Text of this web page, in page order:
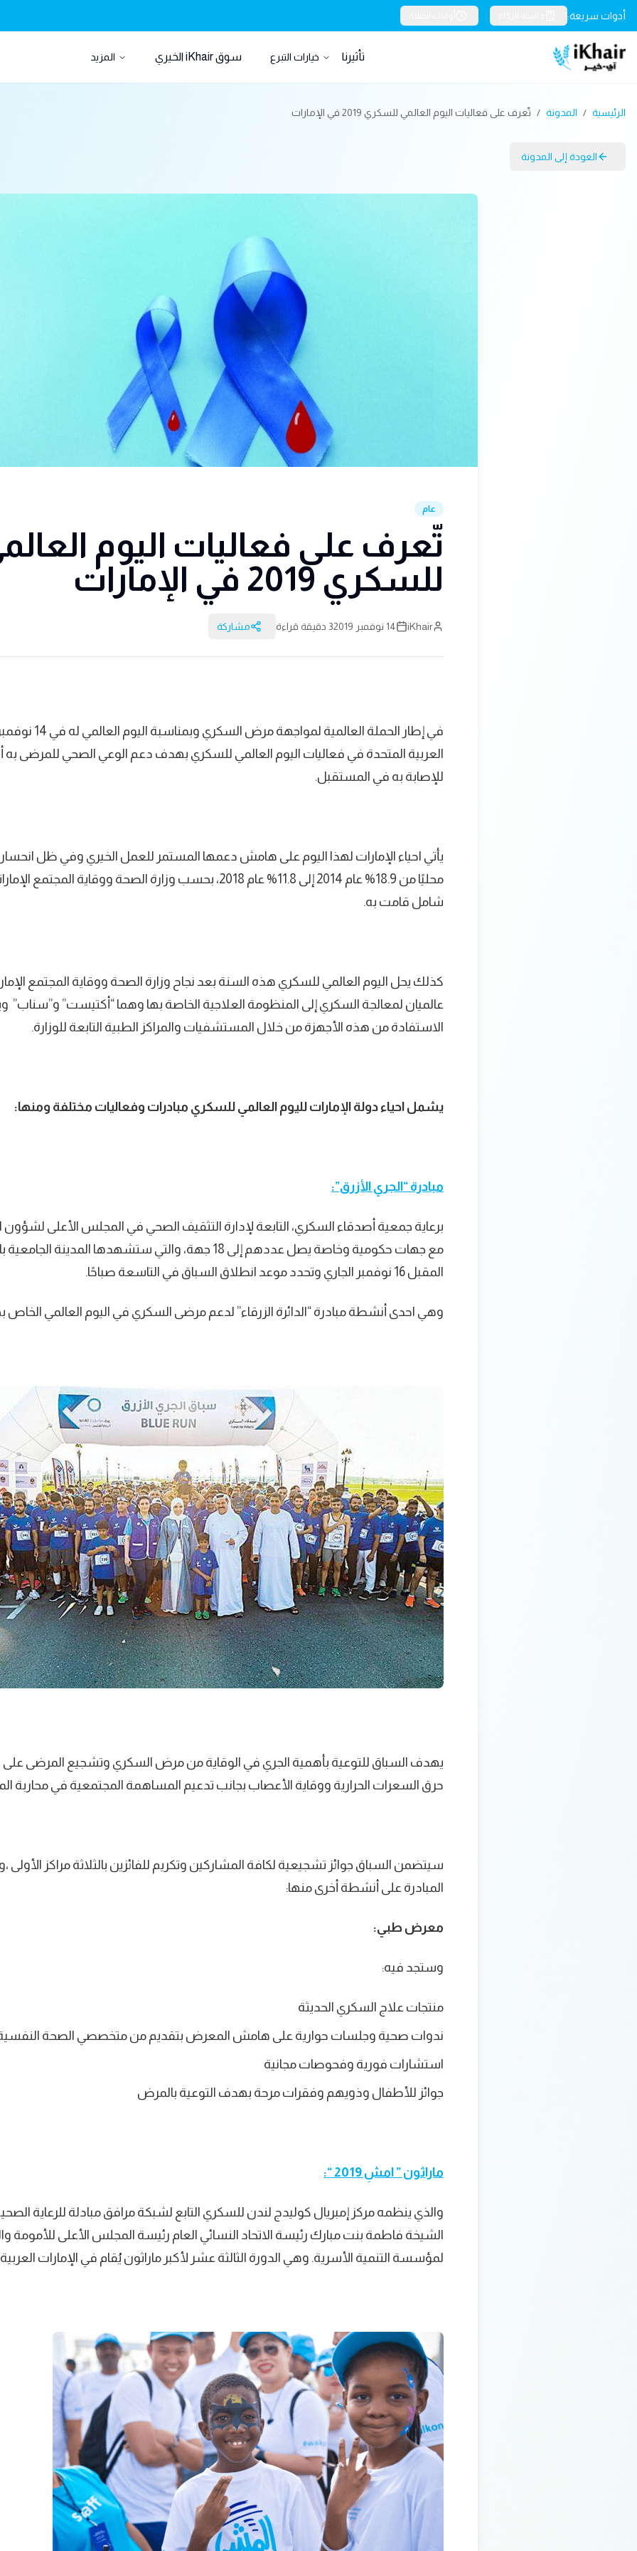
أدوات سريعة:
تأثيرنا خيارات التبرع سوق iKhair الخيري المزيد
الرئيسية / المدونة / تّعرف على فعاليات اليوم العالمي للسكري 2019 في الإمارات
العودة إلى المدونة
عام
تّعرف على فعاليات اليوم
للسكري 2019 في الإمارات
iKhair 14 نوفمبر 2019 3 دقيقة قراءة مشاركة
العربية المتحدة في فعاليات اليوم العالمي للسكري بهدف دعم الوعي الصحي
للإصابة به في المستقبل.
يأتي احياء الإمارات لهذا اليوم على هامش دعمها المستمر للعمل الخيري وفي ظل
محليًا من 18.9% عام 2014 إلى 11.8% عام 2018، بحسب وزارة الصحة
شامل قامت به.
كذلك يحل اليوم العالمي للسكري هذه السنة بعد نجاح وزارة الصحة ووقاية المجتمع
عالميان لمعالجة السكري إلى المنظومة العلاجية الخاصة بها وهما “أكتيست”
الاستفادة من هذه الأجهزة من خلال المستشفيات والمراكز الطبية التابعة للوزارة.
يشمل احياء دولة الإمارات لليوم العالمي للسكري مبادرات وفعاليات مختلفة ومنها:
مبادرة “الجري الأزرق”:
برعاية جمعية أصدقاء السكري، التابعة لإدارة التثقيف الصحي في المجلس الأعلى لشؤون
مع جهات حكومية وخاصة يصل عددهم إلى 18 جهة، والتي ستشهدها
المقبل 16 نوفمبر الجاري وتحدد موعد انطلاق السباق في التاسعة صباحًا.
وهي احدى أنشطة مبادرة “الدائرة الزرقاء” لدعم مرضى السكري في اليوم العالمي الخاص
يهدف السباق للتوعية بأهمية الجري في الوقاية من مرض السكري وتشجيع المرضى على
حرق السعرات الحرارية ووقاية الأعصاب بجانب تدعيم المساهمة المجتمعية في محاربة
سيتضمن السباق جوائز تشجيعية لكافة المشاركين وتكريم للفائزين بالثلاثة مراكز
المبادرة على أنشطة أخرى منها:
معرض طبي:
وستجد فيه:
منتجات علاج السكري الحديثة
ندوات صحية وجلسات حوارية على هامش المعرض بتقديم من متخصصي الصحة النفسية
استشارات فورية وفحوصات مجانية
جوائز للأطفال وذويهم وفقرات مرحة بهدف التوعية بالمرض
ماراثون ” امشِ 2019 “
:
والذي ينظمه مركز إمبريال كوليدج لندن للسكري التابع لشبكة مرافق مبادلة للرعاية
الشيخة فاطمة بنت مبارك رئيسة الاتحاد النسائي العام رئيسة المجلس الأعلى للأمومة
لمؤسسة التنمية الأسرية. وهي الدورة الثالثة عشر لأكبر ماراثون يُقام في الإمارات